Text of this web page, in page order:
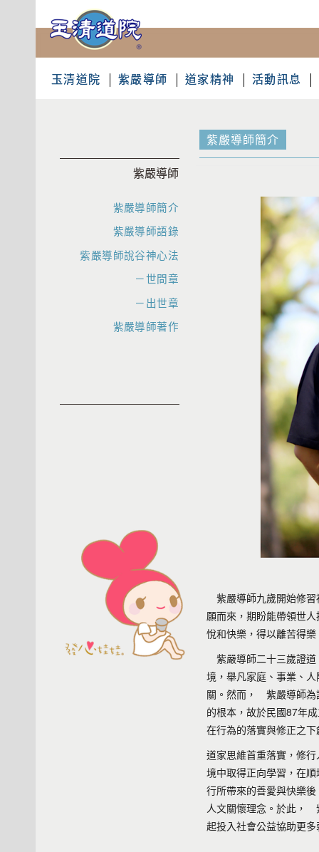
玉清道院 紫嚴導師 道家精神 活動訊息
紫嚴導師簡介
紫嚴導師九歲開始修
願而來，期盼能帶領世
悅和快樂，得以離苦得樂
紫嚴導師二十三歲證道
境，舉凡家庭、事業、
關。然而， 紫嚴導師為
的根本，故於民國87年
在行為的落實與修正之
道家思維首重落實，修
境中取得正向學習，在
行所帶來的善愛與快樂
人文關懷理念。於此，
起投入社會公益協助更
紫嚴導師
紫嚴導師簡介
紫嚴導師語錄
紫嚴導師說谷神心法
－世間章
－出世章
紫嚴導師著作